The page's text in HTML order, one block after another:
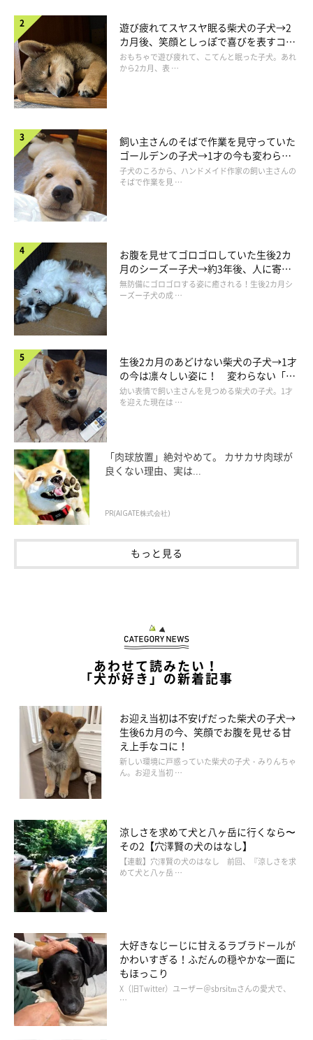
遊び疲れてスヤスヤ眠る柴犬の子犬→2
カ月後、笑顔としっぽで喜びを表すコに
成長！
おもちゃで遊び疲れて、こてんと眠った子犬。あれ
から2カ月、表 …
飼い主さんのそばで作業を見守っていた
ゴールデンの子犬→1才の今も変わらな
い“見守り隊”の姿にほっこり
子犬のころから、ハンドメイド作家の飼い主さんの
そばで作業を見 …
お腹を見せてゴロゴロしていた生後2カ
月のシーズー子犬→約3年後、人に寄り
添う優しいコに成長した姿にほっこり
無防備にゴロゴロする姿に癒される！生後2カ月シ
ーズー子犬の成 …
生後2カ月のあどけない柴犬の子犬→1才
の今は凛々しい姿に！ 変わらない「く
りくりおめめ」にもほっこり
幼い表情で飼い主さんを見つめる柴犬の子犬。1才
を迎えた現在は …
「肉球放置」絶対やめて。 カサカサ肉球が
良くない理由、実は...
PR(AIGATE株式会社)
もっと見る
あわせて読みたい！
「犬が好き」の新着記事
お迎え当初は不安げだった柴犬の子犬→
生後6カ月の今、笑顔でお腹を見せる甘
え上手なコに！
新しい環境に戸惑っていた柴犬の子犬・みりんちゃ
ん。お迎え当初 …
涼しさを求めて犬と八ヶ岳に行くなら〜
その2【穴澤賢の犬のはなし】
【連載】穴澤賢の犬のはなし 前回、『涼しさを求
めて犬と八ヶ岳 …
大好きなじーじに甘えるラブラドールが
かわいすぎる！ふだんの穏やかな一面に
もほっこり
X（旧Twitter）ユーザー＠sbrsitmさんの愛犬で、
…